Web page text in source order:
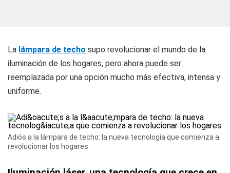
La lámpara de techo supo revolucionar el mundo de la
iluminación de los hogares, pero ahora puede ser
reemplazada por una opción mucho más efectiva, intensa y
uniforme.
Adiós a la lámpara de techo: la nueva tecnología que comienza a
revolucionar los hogares